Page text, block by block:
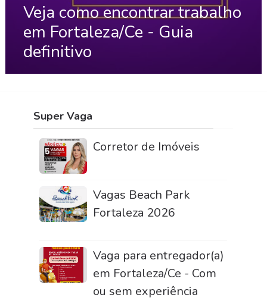
Veja como encontrar trabalho
em Fortaleza/Ce - Guia
definitivo
Super Vaga
Corretor de Imóveis
Vagas Beach Park
Fortaleza 2026
Vaga para entregador(a)
em Fortaleza/Ce - Com
ou sem experiência